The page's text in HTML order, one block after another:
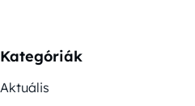
Kategóriák
Aktuális